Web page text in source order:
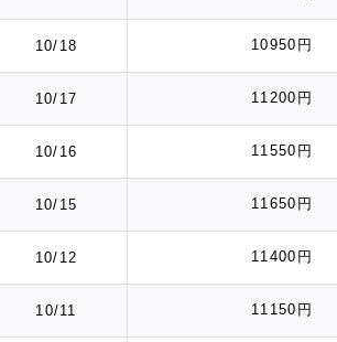
10/18 10950円
10/17 11200円
10/16 11550円
10/15 11650円
10/12 11400円
10/11 11150円